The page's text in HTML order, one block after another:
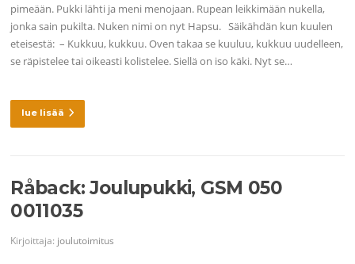
pimeään. Pukki lähti ja meni menojaan. Rupean leikkimään nukella,
jonka sain pukilta. Nuken nimi on nyt Hapsu. Säikähdän kun kuulen
eteisestä: – Kukkuu, kukkuu. Oven takaa se kuuluu, kukkuu uudelleen,
se räpistelee tai oikeasti kolistelee. Siellä on iso käki. Nyt se…
lue lisää
Råback: Joulupukki, GSM 050
0011035
Kirjoittaja: joulutoimitus